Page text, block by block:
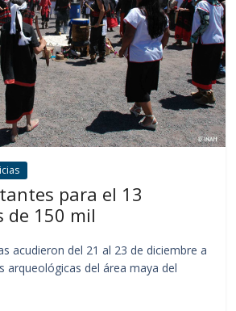
para el 13
de 150 mil
acudieron del 21 al 23 de diciembre a
arqueológicas del área maya del